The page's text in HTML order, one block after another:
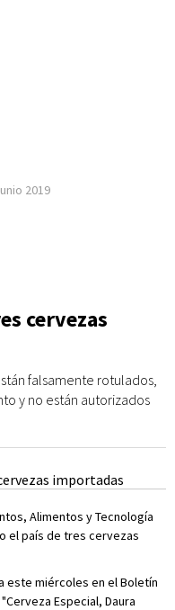
2019
cervezas
falsamente rotulados,
y no están autorizados
Alimentos y Tecnología
el país de tres cervezas
este miércoles en el Boletín
Especial, Daura